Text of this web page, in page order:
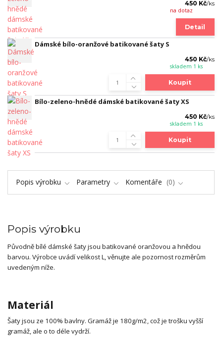
450 Kč/ks
na dotaz
Detail
Dámské bílo-oranžové batikované šaty S
450 Kč/ks
skladem 1 ks
Koupit
Bílo-zeleno-hnědé dámské batikované šaty XS
450 Kč/ks
skladem 1 ks
Koupit
Popis výrobku Parametry Komentáře 0
Popis výrobku
Původně bílé dámské šaty jsou batikované oranžovou a hnědou
barvou. Výrobce uvádí velikost L, věnujte ale pozornost rozměrům
uvedeným níže.
Materiál
Šaty jsou ze 100% bavlny. Gramáž je 180g/m2, což je trošku vyšší
gramáž, ale o to déle vydrží.